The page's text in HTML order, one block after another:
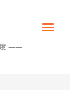
度 ——